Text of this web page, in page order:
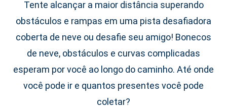
Tente alcançar a maior distância superando
obstáculos e rampas em uma pista desafiadora
coberta de neve ou desafie seu amigo! Bonecos
de neve, obstáculos e curvas complicadas
esperam por você ao longo do caminho. Até onde
você pode ir e quantos presentes você pode
coletar?